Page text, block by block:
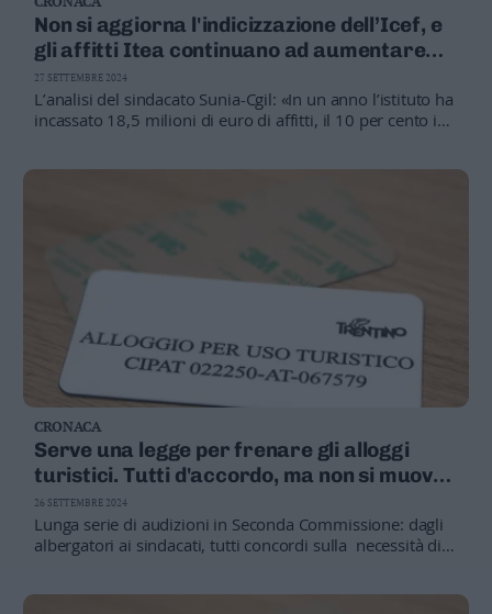
Non si aggiorna l'indicizzazione dell’Icef, e
gli affitti Itea continuano ad aumentare
anche nel 2024
L’analisi del sindacato Sunia-Cgil: «In un anno l’istituto ha
incassato 18,5 milioni di euro di affitti, il 10 per cento in
27 SETTEMBRE 2024
CRONACA
Serve una legge per frenare gli alloggi
turistici. Tutti d'accordo, ma non si muove
niente
Lunga serie di audizioni in Seconda Commissione: dagli
albergatori ai sindacati, tutti concordi sulla necessità di
26 SETTEMBRE 2024